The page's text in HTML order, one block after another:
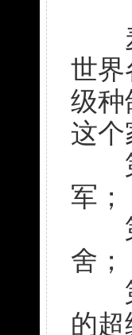
麦
世界
级种
这个
第
军；
第
舍；
第
的